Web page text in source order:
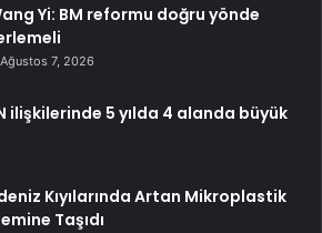
Yi: BM reformu doğru yönde
Ağustos 7, 2026
ilişkilerinde 5 yılda 4 alanda büyük
Kıyılarında Artan Mikroplastik
Taşıdı